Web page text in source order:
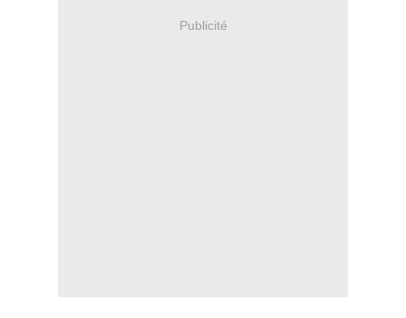
Publicité